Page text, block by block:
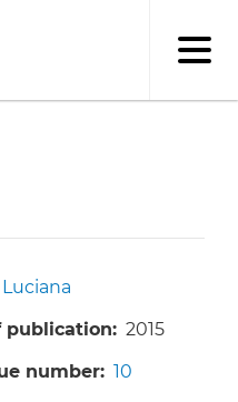
publication
2015
number
10